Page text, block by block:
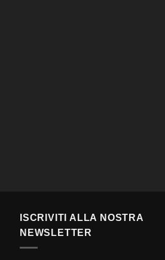
ISCRIVITI ALLA NOSTRA
NEWSLETTER